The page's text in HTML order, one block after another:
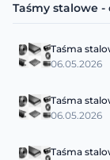
Taśmy stalowe
Taśma
06.05.2026
Taśma
06.05.2026
Taśma